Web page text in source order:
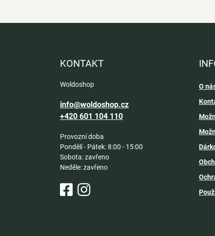
KONTAKT
Woldoshop
info@woldoshop.cz
+420 601 104 110
Provozní doba
Pondělí - Pátek: 8:00 - 15:00
Sobota: zavřeno
Neděle: zavřeno
O